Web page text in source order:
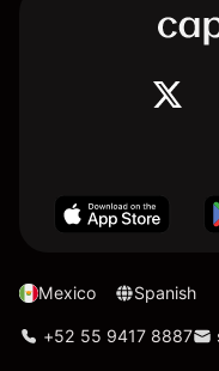
Mexico Spanish
+52 55 9417 8887